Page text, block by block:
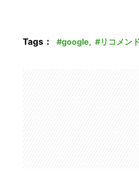
Tags： google, リコメン